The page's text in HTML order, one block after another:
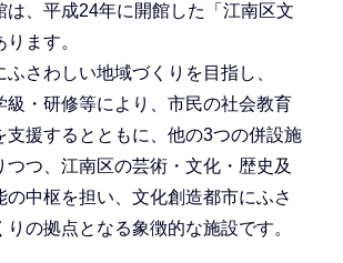
は、平成24年に開館した「江南区文
ます。
さわしい地域づくりを目指し、
級・研修等により、市民の社会教育
支援するとともに、他の3つの併設施
つつ、江南区の芸術・文化・歴史及
の中枢を担い、文化創造都市にふさ
の拠点となる象徴的な施設です。